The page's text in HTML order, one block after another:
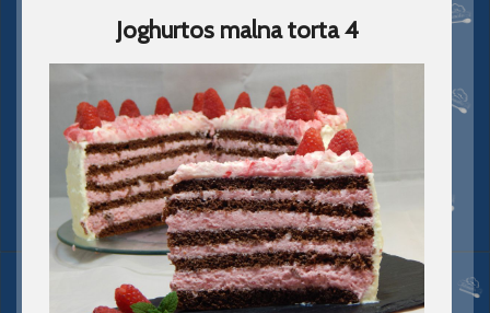
Joghurtos malna torta 4